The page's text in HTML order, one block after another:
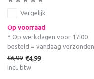
Vergelijk
Op voorraad
* Op werkdagen voor 17:00
besteld = vandaag verzonden
€6,99 €4,99
Incl. btw